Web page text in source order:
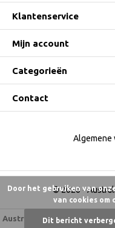
Klantenservice
Mijn account
Categorieën
Contact
© 2026 -
Algemene
Australian Gold Shop 9,5/10
Door het gebruiken van
van cookies om
Dit bericht